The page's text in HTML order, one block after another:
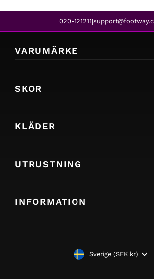
020-121211|
VARUMÄRKE
SKOR
KLÄDER
UTRUSTNING
INFORMATION
VALUTASverige (SEK kr)